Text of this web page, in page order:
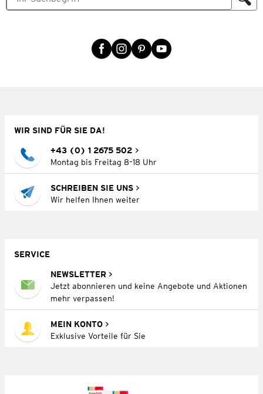
WIR SIND FÜR SIE DA!
+43 (0) 1 2675 502
Montag bis Freitag 8–18 Uhr
SCHREIBEN SIE UNS
Wir helfen Ihnen weiter
SERVICE
NEWSLETTER
Jetzt abonnieren und keine Angebote und Aktionen
mehr verpassen!
MEIN KONTO
Exklusive Vorteile für Sie